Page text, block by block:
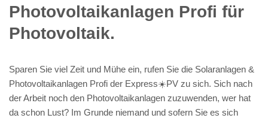
Photovoltaikanlagen Profi für
Photovoltaik.
Sparen Sie viel Zeit und Mühe ein, rufen Sie die Solaranlagen &
Photovoltaikanlagen Profi der Express☀️PV️ zu sich. Sich nach
der Arbeit noch den Photovoltaikanlagen zuzuwenden, wer hat
da schon Lust? Im Grunde niemand und sofern Sie es sich